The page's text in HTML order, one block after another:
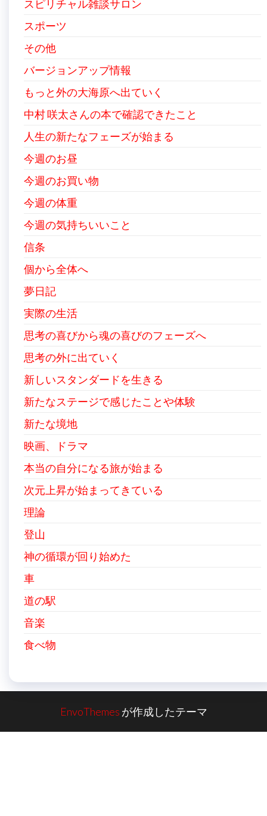
スピリチャル雑談サロン
スポーツ
その他
バージョンアップ情報
もっと外の大海原へ出ていく
中村 咲太さんの本で確認できたこと
人生の新たなフェーズが始まる
今週のお昼
今週のお買い物
今週の体重
今週の気持ちいいこと
信条
個から全体へ
夢日記
実際の生活
思考の喜びから魂の喜びのフェーズへ
思考の外に出ていく
新しいスタンダードを生きる
新たなステージで感じたことや体験
新たな境地
映画、ドラマ
本当の自分になる旅が始まる
次元上昇が始まってきている
理論
登山
神の循環が回り始めた
車
道の駅
音楽
食べ物
EnvoThemes が作成したテーマ